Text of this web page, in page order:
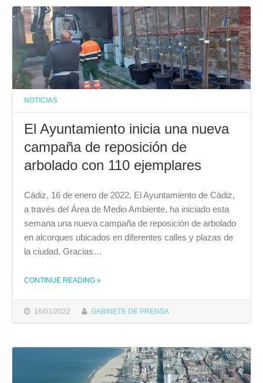
NOTICIAS
El Ayuntamiento inicia una nueva
campaña de reposición de
arbolado con 110 ejemplares
16/01/2022 GABINETE DE PRENSA
Cádiz, 16 de enero de 2022. El Ayuntamiento de Cádiz,
a través del Área de Medio Ambiente, ha iniciado esta
semana una nueva campaña de reposición de arbolado
en alcorques ubicados en diferentes calles y plazas de
la ciudad. Gracias…
CONTINUE READING THE "EL AYUNTAMIENTO INICIA UNA NUEVA CAMPAÑA DE REPOSICIÓN DE ARBOLADO CON 110 EJEMPLARES"
»